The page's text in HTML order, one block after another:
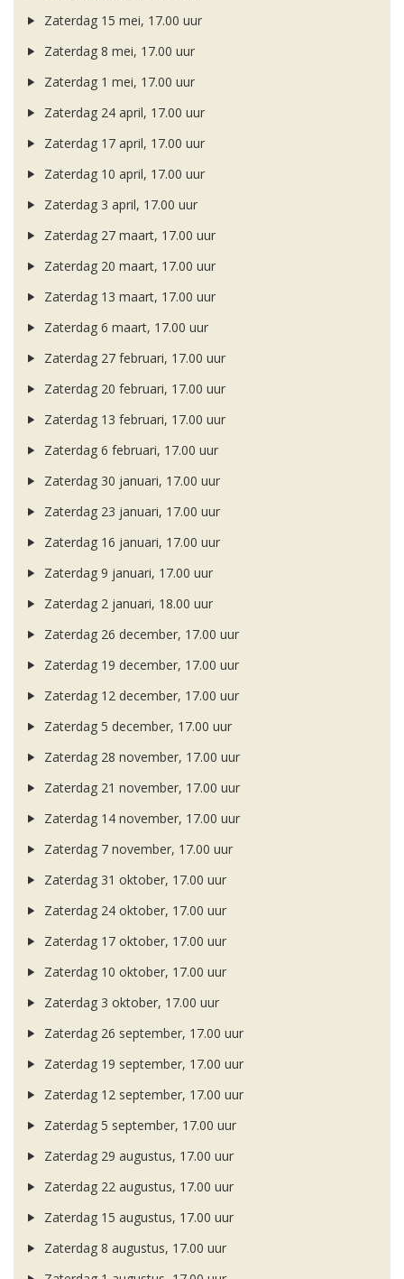
Zaterdag 15 mei, 17.00 uur
Zaterdag 8 mei, 17.00 uur
Zaterdag 1 mei, 17.00 uur
Zaterdag 24 april, 17.00 uur
Zaterdag 17 april, 17.00 uur
Zaterdag 10 april, 17.00 uur
Zaterdag 3 april, 17.00 uur
Zaterdag 27 maart, 17.00 uur
Zaterdag 20 maart, 17.00 uur
Zaterdag 13 maart, 17.00 uur
Zaterdag 6 maart, 17.00 uur
Zaterdag 27 februari, 17.00 uur
Zaterdag 20 februari, 17.00 uur
Zaterdag 13 februari, 17.00 uur
Zaterdag 6 februari, 17.00 uur
Zaterdag 30 januari, 17.00 uur
Zaterdag 23 januari, 17.00 uur
Zaterdag 16 januari, 17.00 uur
Zaterdag 9 januari, 17.00 uur
Zaterdag 2 januari, 18.00 uur
Zaterdag 26 december, 17.00 uur
Zaterdag 19 december, 17.00 uur
Zaterdag 12 december, 17.00 uur
Zaterdag 5 december, 17.00 uur
Zaterdag 28 november, 17.00 uur
Zaterdag 21 november, 17.00 uur
Zaterdag 14 november, 17.00 uur
Zaterdag 7 november, 17.00 uur
Zaterdag 31 oktober, 17.00 uur
Zaterdag 24 oktober, 17.00 uur
Zaterdag 17 oktober, 17.00 uur
Zaterdag 10 oktober, 17.00 uur
Zaterdag 3 oktober, 17.00 uur
Zaterdag 26 september, 17.00 uur
Zaterdag 19 september, 17.00 uur
Zaterdag 12 september, 17.00 uur
Zaterdag 5 september, 17.00 uur
Zaterdag 29 augustus, 17.00 uur
Zaterdag 22 augustus, 17.00 uur
Zaterdag 15 augustus, 17.00 uur
Zaterdag 8 augustus, 17.00 uur